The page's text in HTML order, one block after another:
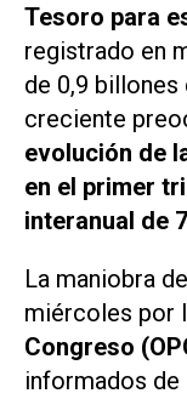
Tesoro para
registrado en
de 0,9 billones
creciente
evolución de
en el primer
interanual de
La maniobra
miércoles por
Congreso
informados